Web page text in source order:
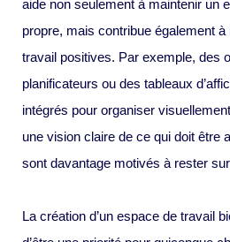
aide non seulement à maintenir un
propre, mais contribue également
travail positives. Par exemple, des
planificateurs ou des tableaux
intégrés pour organiser
une vision claire de ce qui doit être
sont davantage motivés à rester
La création d’un espace de travail